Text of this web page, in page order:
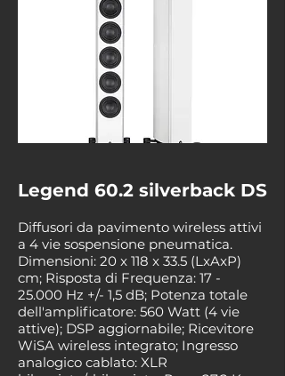
Legend 60.2 silverback DS
Diffusori da pavimento wireless attivi
a 4 vie sospensione pneumatica.
Dimensioni: 20 x 118 x 33.5 (LxAxP)
cm; Risposta di Frequenza: 17 -
25.000 Hz +/- 1,5 dB; Potenza totale
dell'amplificatore: 560 Watt (4 vie
attive); DSP aggiornabile; Ricevitore
WiSA wireless integrato; Ingresso
analogico cablato: XLR